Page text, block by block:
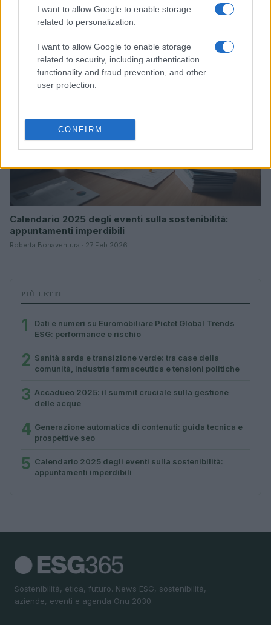
I want to allow Google to enable storage
related to personalization.
I want to allow Google to enable storage
related to security, including authentication
functionality and fraud prevention, and other
user protection.
CONFIRM
Dati e numeri su Euromobiliare Pictet Global Trends
Andrea Innocenti · 26 Mar 2026
ESG NEWS
Calendario 2025 degli eventi sulla sostenibilità:
appuntamenti imperdibili
Roberta Bonaventura · 27 Feb 2026
PIÙ LETTI
1
Dati e numeri su Euromobiliare Pictet Global Trends
ESG: performance e rischio
2 Sanità sarda e transizione verde: tra case della
comunità, industria farmaceutica e tensioni politiche
3 Accadueo 2025: il summit cruciale sulla gestione
delle acque
4 Generazione automatica di contenuti: guida tecnica e
prospettive seo
5 Calendario 2025 degli eventi sulla sostenibilità:
appuntamenti imperdibili
Sostenibilità, etica, futuro. News ESG, sostenibilità,
aziende, eventi e agenda Onu 2030.